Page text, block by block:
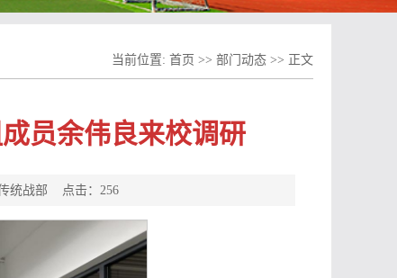
当前位置: 首页 >> 部门动态 >> 正文
员余伟良来校调研
统战部 点击： 256